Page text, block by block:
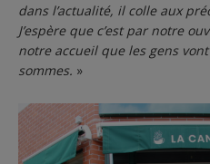
dans l’actualité, il colle aux
J’espère que c’est par notre
notre accueil que les gens
sommes. »